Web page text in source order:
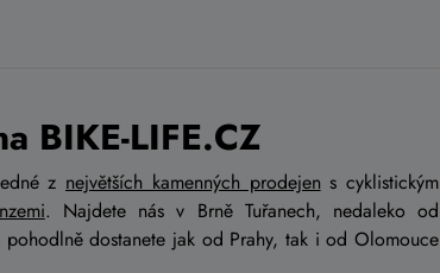
BIKE-LIFE.CZ
z největších kamenných prodejens cyklistickým
. Najdete nás v Brně Tuřanech, nedaleko od
dostanete jak od Prahy, tak i od Olomouce